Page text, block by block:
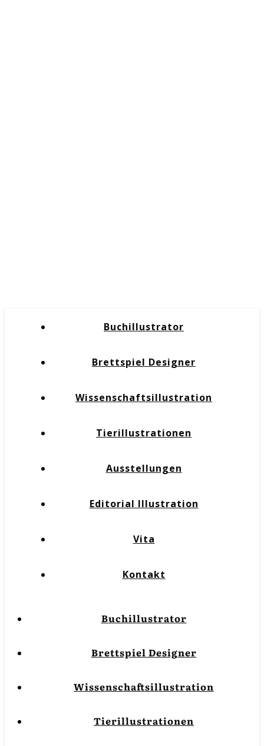
Buchillustrator
Brettspiel Designer
Wissenschaftsillustration
Tierillustrationen
Ausstellungen
Editorial Illustration
Vita
Kontakt
Buchillustrator
Brettspiel Designer
Wissenschaftsillustration
Tierillustrationen